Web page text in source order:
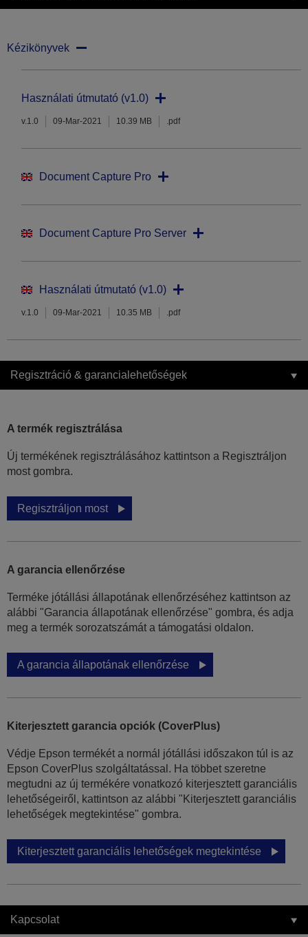
Kézikönyvek
Használati útmutató (v1.0)
v.1.0 09-Mar-2021 10.39 MB .pdf
Document Capture Pro
Document Capture Pro Server
Használati útmutató (v1.0)
v.1.0 09-Mar-2021 10.35 MB .pdf
Regisztráció & garancialehetőségek
A termék regisztrálása
Új termékének regisztrálásához kattintson a Regisztráljon
most gombra.
Regisztráljon most
A garancia ellenőrzése
Terméke jótállási állapotának ellenőrzéséhez kattintson az
alábbi "Garancia állapotának ellenőrzése" gombra, és adja
meg a termék sorozatszámát a támogatási oldalon.
A garancia állapotának ellenőrzése
Kiterjesztett garancia opciók (CoverPlus)
Védje Epson termékét a normál jótállási időszakon túl is az
Epson CoverPlus szolgáltatással. Ha többet szeretne
megtudni az új termékére vonatkozó kiterjesztett garanciális
lehetőségeiről, kattintson az alábbi "Kiterjesztett garanciális
lehetőségek megtekintése" gombra.
Kiterjesztett garanciális lehetőségek megtekintése
Kapcsolat